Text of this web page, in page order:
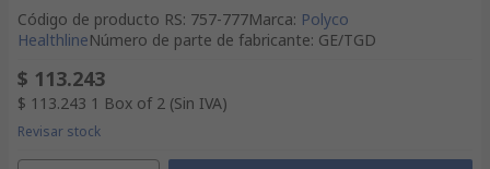
Código de producto RS: 757-777Marca: Polyco
HealthlineNúmero de parte de fabricante: GE/TGD
$ 113.243
$ 113.243 1 Box of 2 (Sin IVA)
Revisar stock